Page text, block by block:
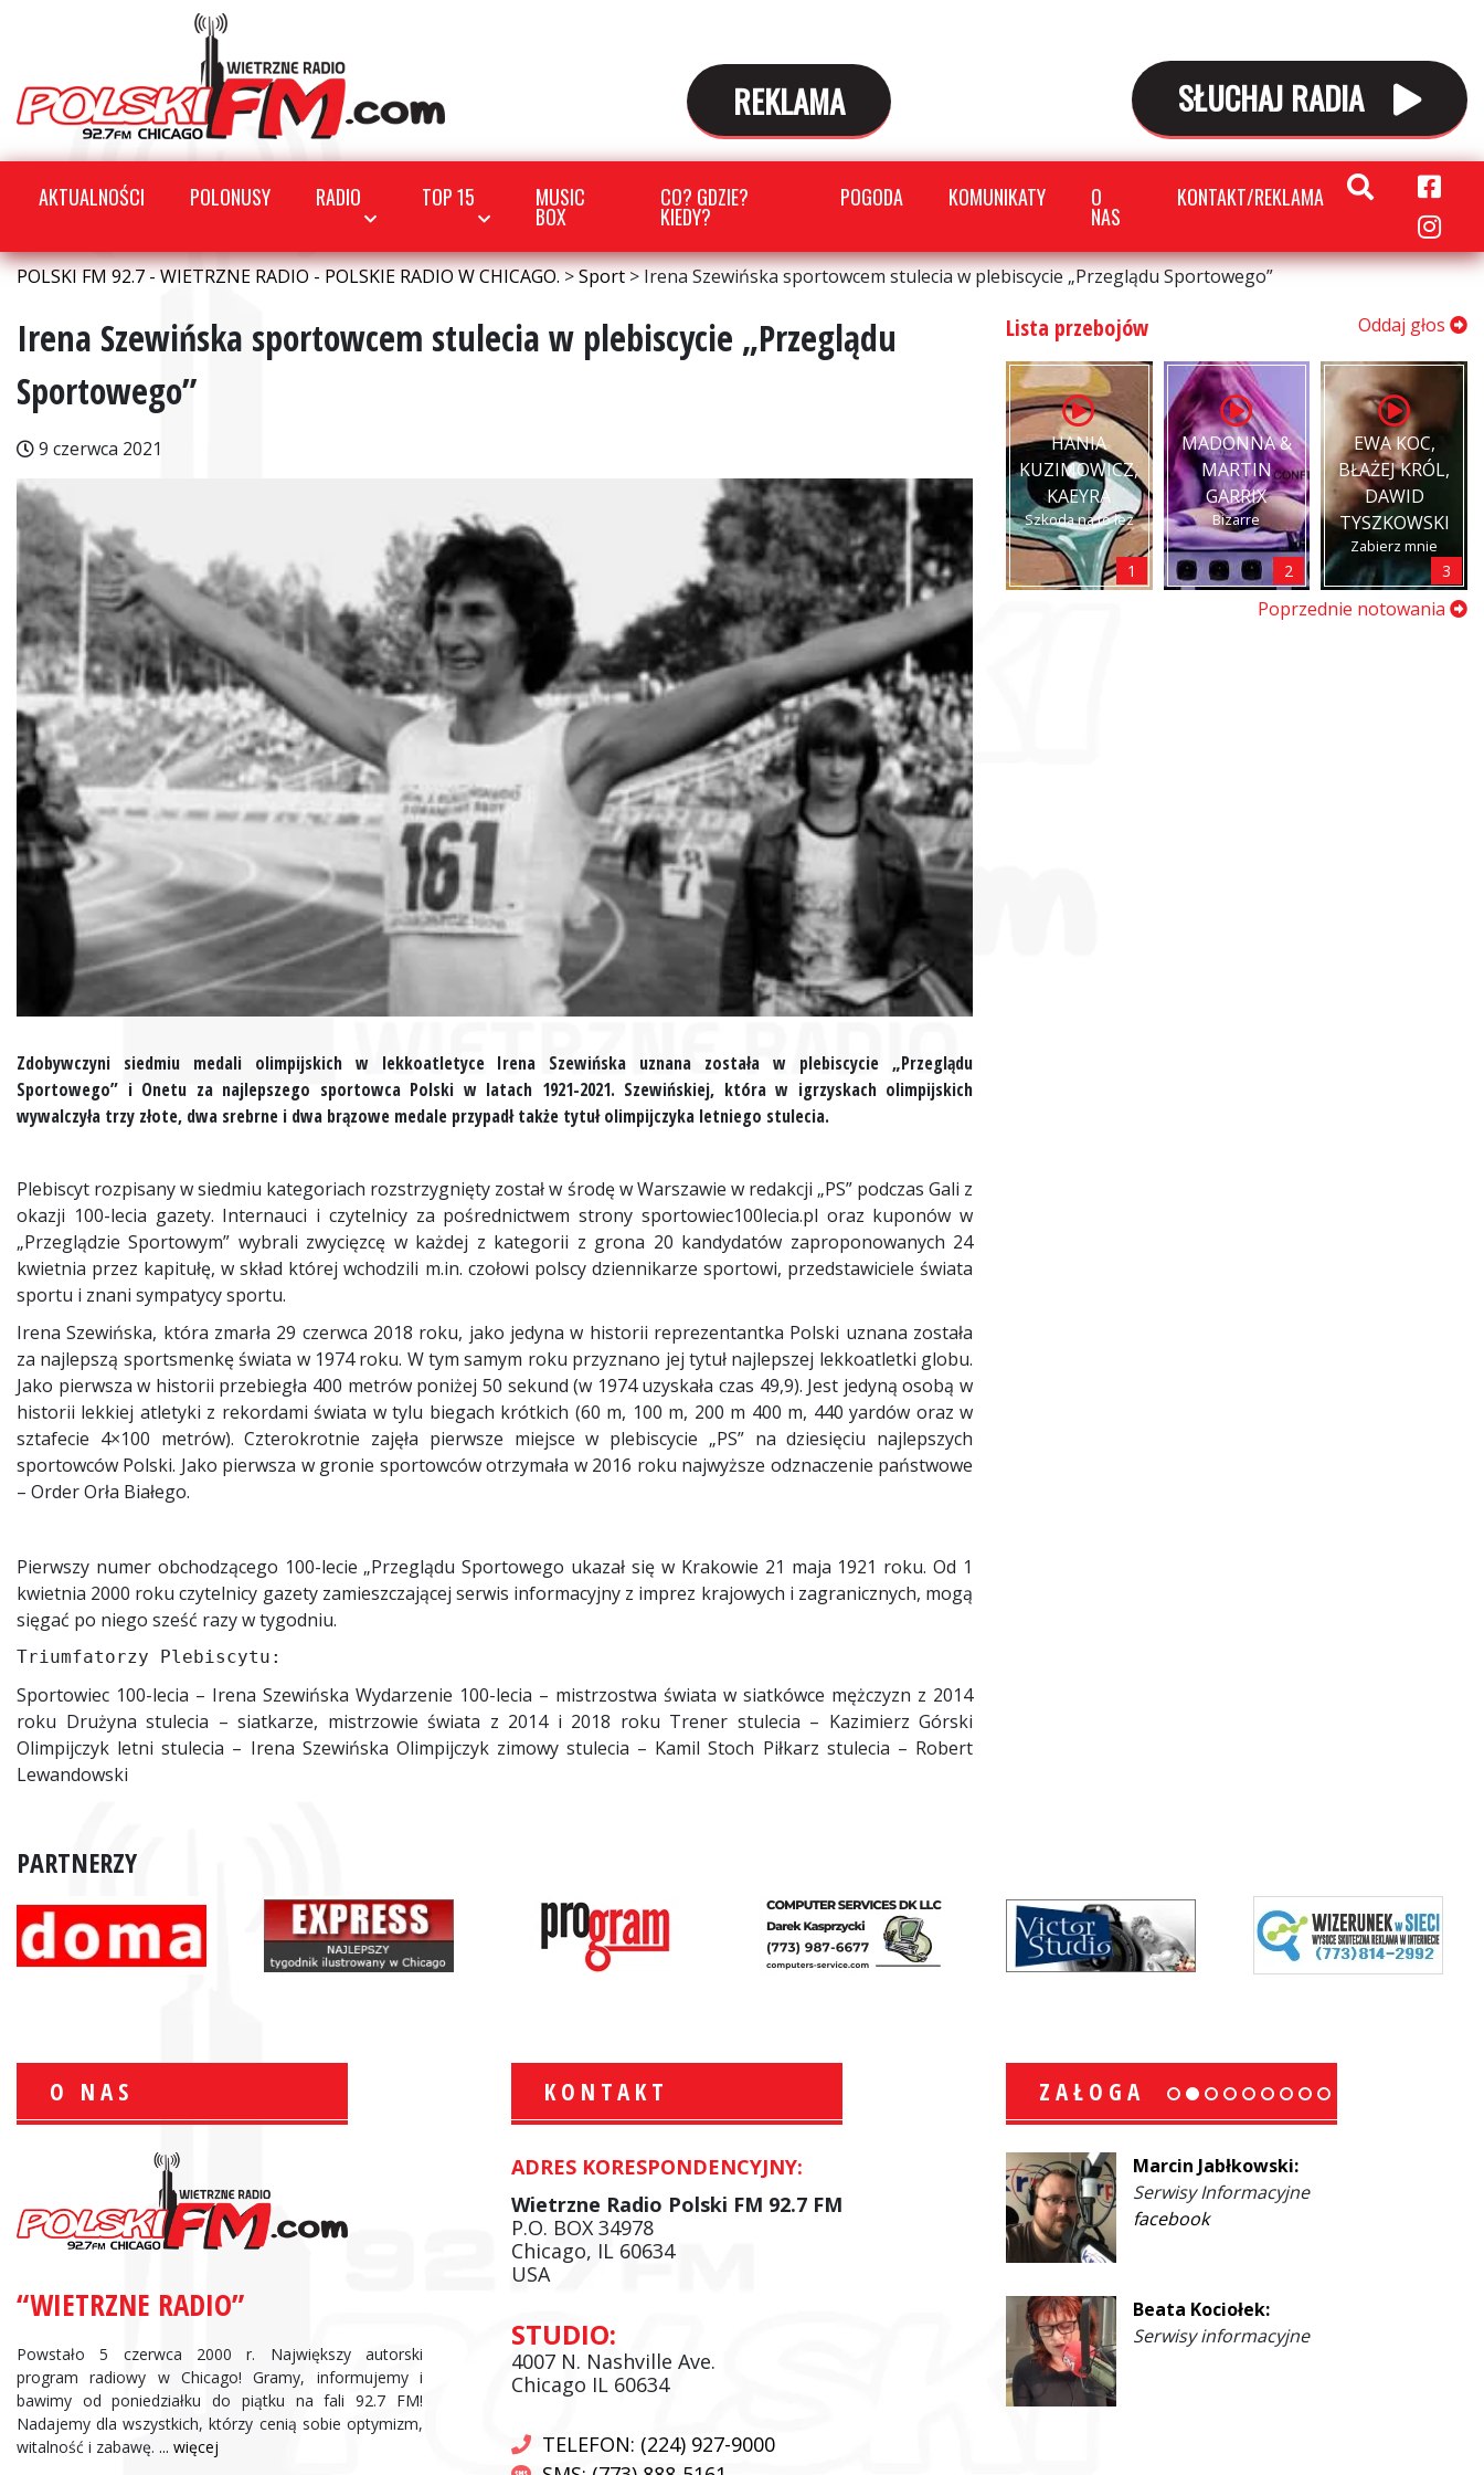
REKLAMA SŁUCHAJ RADIA
AKTUALNOŚCI POLONUSY RADIO TOP 15 MUSIC
BOX
CO? GDZIE?
KIEDY?
POGODA KOMUNIKATY O
NAS
KONTAKT/REKLAMA
POLSKI FM 92.7 - WIETRZNE RADIO - POLSKIE RADIO W CHICAGO.>Sport>Irena Szewińska sportowcem stulecia w plebiscycie „Przeglądu Sportowego”
Irena Szewińska sportowcem stulecia w plebiscycie „Przeglądu
Sportowego”
9 czerwca 2021
Zdobywczyni siedmiu medali olimpijskich w lekkoatletyce Irena Szewińska uznana została w plebiscycie „Przeglądu
Sportowego” i Onetu za najlepszego sportowca Polski w latach 1921-2021. Szewińskiej, która w igrzyskach olimpijskich
wywalczyła trzy złote, dwa srebrne i dwa brązowe medale przypadł także tytuł olimpijczyka letniego stulecia.
Plebiscyt rozpisany w siedmiu kategoriach rozstrzygnięty został w środę w Warszawie w redakcji „PS” podczas Gali z
okazji 100-lecia gazety. Internauci i czytelnicy za pośrednictwem strony sportowiec100lecia.pl oraz kuponów w
„Przeglądzie Sportowym” wybrali zwycięzcę w każdej z kategorii z grona 20 kandydatów zaproponowanych 24
kwietnia przez kapitułę, w skład której wchodzili m.in. czołowi polscy dziennikarze sportowi, przedstawiciele świata
sportu i znani sympatycy sportu.
Irena Szewińska, która zmarła 29 czerwca 2018 roku, jako jedyna w historii reprezentantka Polski uznana została
za najlepszą sportsmenkę świata w 1974 roku. W tym samym roku przyznano jej tytuł najlepszej lekkoatletki globu.
Jako pierwsza w historii przebiegła 400 metrów poniżej 50 sekund (w 1974 uzyskała czas 49,9). Jest jedyną osobą w
historii lekkiej atletyki z rekordami świata w tylu biegach krótkich (60 m, 100 m, 200 m 400 m, 440 yardów oraz w
sztafecie 4×100 metrów). Czterokrotnie zajęła pierwsze miejsce w plebiscycie „PS” na dziesięciu najlepszych
sportowców Polski. Jako pierwsza w gronie sportowców otrzymała w 2016 roku najwyższe odznaczenie państwowe
– Order Orła Białego.
Pierwszy numer obchodzącego 100-lecie „Przeglądu Sportowego ukazał się w Krakowie 21 maja 1921 roku. Od 1
kwietnia 2000 roku czytelnicy gazety zamieszczającej serwis informacyjny z imprez krajowych i zagranicznych, mogą
sięgać po niego sześć razy w tygodniu.
Triumfatorzy Plebiscytu:
Sportowiec 100-lecia – Irena Szewińska Wydarzenie 100-lecia – mistrzostwa świata w siatkówce mężczyzn z 2014
roku Drużyna stulecia – siatkarze, mistrzowie świata z 2014 i 2018 roku Trener stulecia – Kazimierz Górski
Olimpijczyk letni stulecia – Irena Szewińska Olimpijczyk zimowy stulecia – Kamil Stoch Piłkarz stulecia – Robert
Lewandowski
Lista przebojów Oddaj głos
HANIA
KUZIMOWICZ,
KAEYRA
Szkoda na to łez
1
MADONNA &
MARTIN
GARRIX
Bizarre
2
EWA KOC,
BŁAŻEJ KRÓL,
DAWID
TYSZKOWSKI
Zabierz mnie
3
Poprzednie notowania
PARTNERZY
O NAS
“WIETRZNE RADIO”
Powstało 5 czerwca 2000 r. Największy autorski
program radiowy w Chicago! Gramy, informujemy i
bawimy od poniedziałku do piątku na fali 92.7 FM!
Nadajemy dla wszystkich, którzy cenią sobie optymizm,
witalność i zabawę. ... więcej
KONTAKT
ADRES KORESPONDENCYJNY:
Wietrzne Radio Polski FM 92.7 FM
P.O. BOX 34978
Chicago, IL 60634
USA
STUDIO:
4007 N. Nashville Ave.
Chicago IL 60634
TELEFON: (224) 927-9000
ZAŁOGA
Informacje Giełdowe
Krzysztof Wawer:
Komentator
facebook
Marcin Jabłkowski:
Serwisy Informacyjne
facebook
Beata Kociołek:
Serwisy informacyjne